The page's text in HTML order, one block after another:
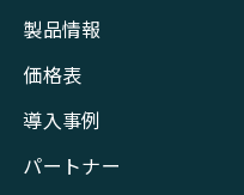
製品情報
価格表
導入事例
パートナー